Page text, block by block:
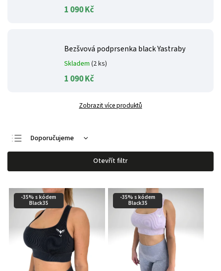
1 090 Kč
Bezšvová podprsenka black Yastraby
Skladem (2 ks)
1 090 Kč
Zobrazit více produktů
Doporučujeme
Nejlevnější
Nejdražší
Nejprodávanější
Abecedně
Otevřít filtr
-35% s kódem
Black35
-35% s kódem
Black35